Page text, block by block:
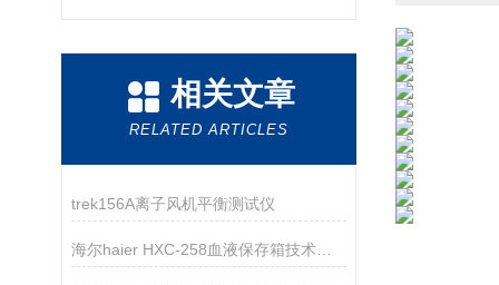
相关文章
RELATED ARTICLES
trek156A离子风机平衡测试仪
海尔haier HXC-258血液保存箱技术参数